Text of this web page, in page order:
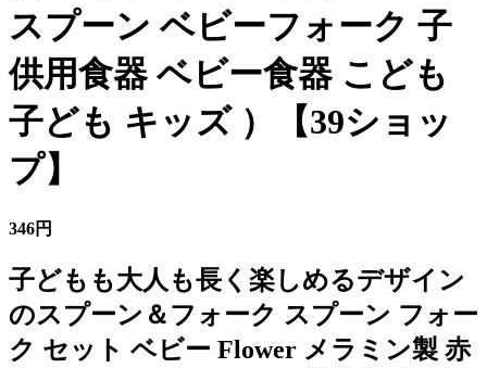
スプーン ベビーフォーク 子
供用食器 ベビー食器 こども
子ども キッズ ）【39ショッ
プ】
346円
子どもも大人も長く楽しめるデザイン
のスプーン＆フォーク スプーン フォー
ク セット ベビー Flower メラミン製 赤